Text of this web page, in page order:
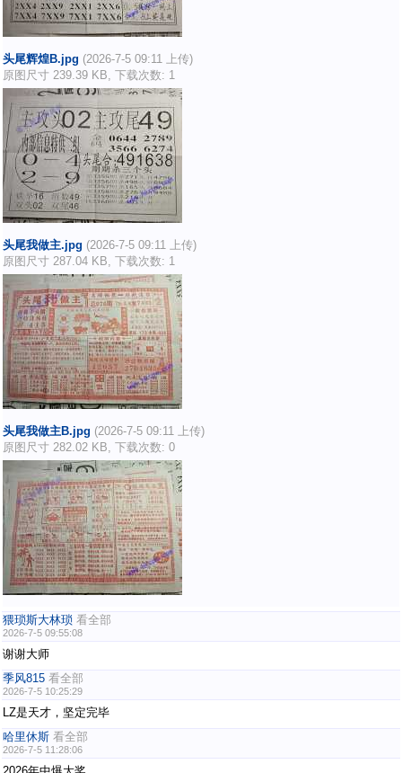
头尾辉煌B.jpg (2026-7-5 09:11 上传)
原图尺寸 239.39 KB, 下载次数: 1
头尾我做主.jpg (2026-7-5 09:11 上传)
原图尺寸 287.04 KB, 下载次数: 1
头尾我做主B.jpg (2026-7-5 09:11 上传)
原图尺寸 282.02 KB, 下载次数: 0
猥琐斯大林琐 看全部
2026-7-5 09:55:08
谢谢大师
季风815 看全部
2026-7-5 10:25:29
LZ是天才，坚定完毕
哈里休斯 看全部
2026-7-5 11:28:06